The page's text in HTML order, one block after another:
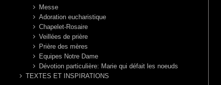
Messe
Adoration eucharistique
Chapelet-Rosaire
Veillées de prière
Prière des mères
Equipes Notre Dame
Dévotion particulière: Marie qui défait les noeuds
TEXTES ET INSPIRATIONS